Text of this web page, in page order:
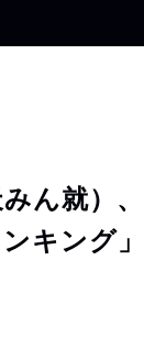
ん就）
キング